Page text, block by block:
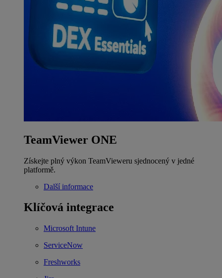
TeamViewer ONE
Získejte plný výkon TeamVieweru sjednocený v jedné
platformě.
Další informace
Klíčová integrace
Microsoft Intune
ServiceNow
Freshworks